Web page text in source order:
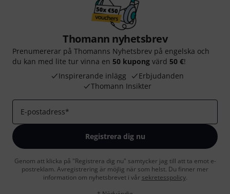
Thomann nyhetsbrev
Prenumererar på Thomanns Nyhetsbrev på engelska och
du kan med lite tur vinna en 50 kupong värd 50 €!
Inspirerande inlägg
Erbjudanden
Thomann Insikter
E-postadress*
Registrera dig nu
Genom att klicka på "Registrera dig nu" samtycker jag till att ta emot e-
postreklam. Avregistrering är möjlig när som helst. Du finner mer
information om nyhetsbrevet i vår sekretesspolicy.